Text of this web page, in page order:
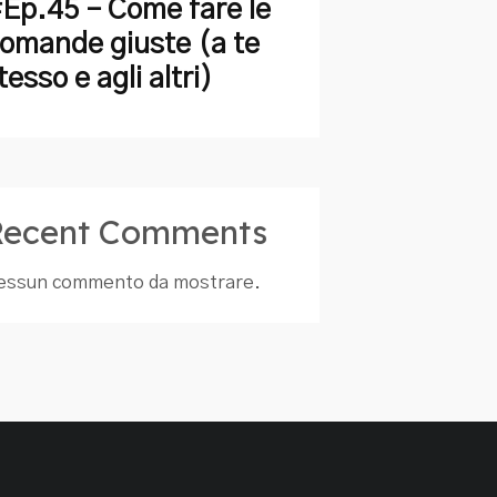
– Come fare le
giuste (a te
e agli altri)
Comments
commento da mostrare.